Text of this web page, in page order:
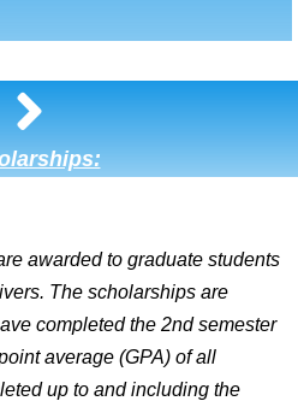
awarded to graduate students
The scholarships are
completed the 2nd semester
average (GPA) of all
up to and including the